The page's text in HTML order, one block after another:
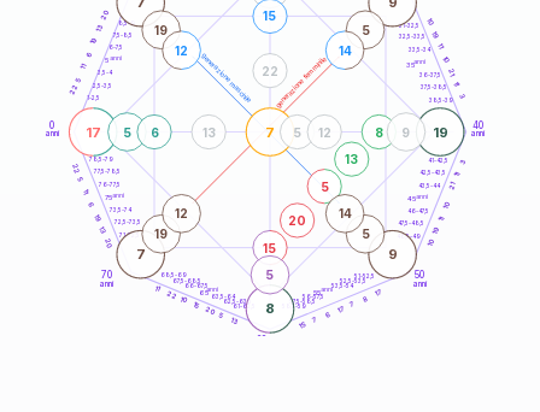
generazione maschile generazione femminile
0
anni
40
anni
50
anni
60
70
anni
1-2,5
2,5-3,5
3,5-4
6-7,5
7,5-8,5
8,5-9
31-32,5
32,5-33,5
33,5-34
36-37,5
37,5-38,5
38,5-39
41-42,5
42,5-43,5
43,5-44
46-47,5
47,5-48,5
48,5-49
51-52,5
52,5-53,5
53,5-54
56-57,5
57,5-58,5
58,5-59
61-62,5
62,5-63,5
63,5-64
66-67,5
67,5-68,5
68,5-69
71-72,5
72,5-73,5
73,5-74
76-77,5
77,5-78,5
78,5-79
22
5
11
6
19
13
20
10
19
11
10
21
11
3
3
11
21
10
11
19
10
17
8
7
17
6
7
15
13
5
20
15
10
22
11
20
13
19
6
11
5
22
17 19
8
7
7 9
15
20
5
13
8
5 9
5
6
15
5 12
13
22
19
12
5
14
19
12
5
14
5anni
35anni
45anni
55anni
65anni
75anni